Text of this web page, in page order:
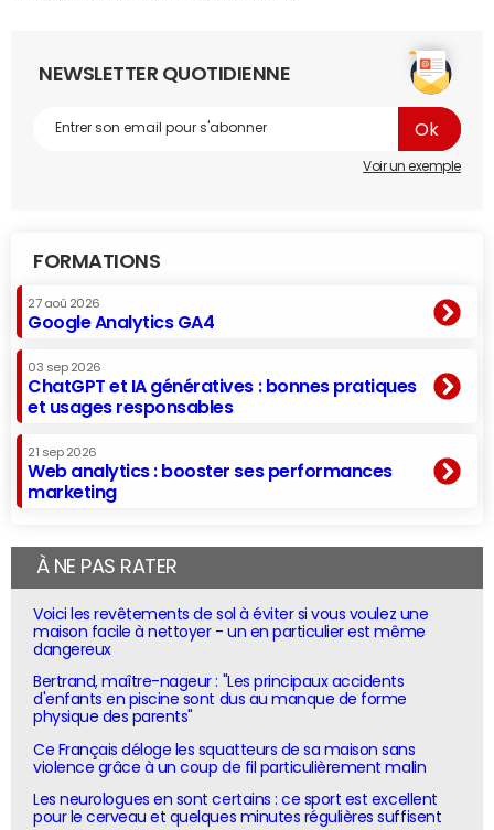
NEWSLETTER QUOTIDIENNE
Voir un exemple
FORMATIONS
27 aoû 2026
Google Analytics GA4
03 sep 2026
ChatGPT et IA génératives : bonnes pratiques
et usages responsables
21 sep 2026
Web analytics : booster ses performances
marketing
À NE PAS RATER
Voici les revêtements de sol à éviter si vous voulez une
maison facile à nettoyer - un en particulier est même
dangereux
Bertrand, maître-nageur : "Les principaux accidents
d'enfants en piscine sont dus au manque de forme
physique des parents"
Ce Français déloge les squatteurs de sa maison sans
violence grâce à un coup de fil particulièrement malin
Les neurologues en sont certains : ce sport est excellent
pour le cerveau et quelques minutes régulières suffisent